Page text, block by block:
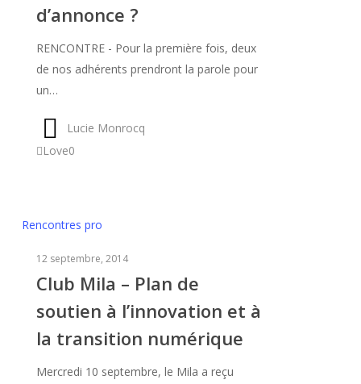
effet
d’annonce
d’annonce ?
RENCONTRE - Pour la première fois, deux
de nos adhérents prendront la parole pour
un…
Lucie Monrocq
Love0
Club
Plan
soutien
l’innovation
Rencontres pro
12 septembre, 2014
Club Mila – Plan de
soutien à l’innovation et à
la transition numérique
Mercredi 10 septembre, le Mila a reçu